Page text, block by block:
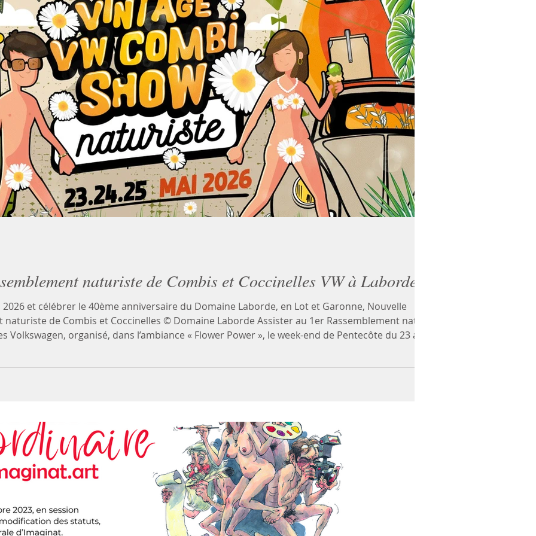
naturiste de Combis et Coccinelles VW à Laborde
et célébrer le 40ème anniversaire du Domaine Laborde, en Lot et Garonne, Nouvelle
de Combis et Coccinelles © Domaine Laborde Assister au 1er Rassemblement naturiste
Volkswagen, organisé, dans l’ambiance « Flower Power », le week-end de Pentecôte du 23 au 25